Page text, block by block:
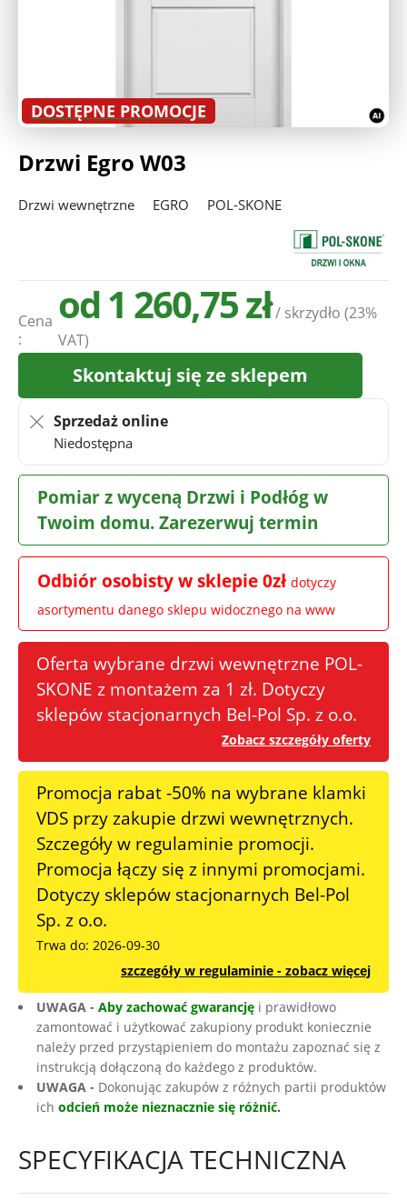
Drzwi Egro W03
Drzwi wewnętrzne EGRO POL-SKONE
Cena
:
od 1 260,75 zł/ skrzydło(23%
VAT)
Skontaktuj się ze sklepem
Sprzedaż online
Niedostępna
Pomiar z wyceną Drzwi i Podłóg w
Twoim domu. Zarezerwuj termin
Odbiór osobisty w sklepie 0zł dotyczy
asortymentu danego sklepu widocznego na www
Oferta wybrane drzwi wewnętrzne POL-
SKONE z montażem za 1 zł. Dotyczy
sklepów stacjonarnych Bel-Pol Sp. z o.o.
Zobacz szczegóły oferty
Promocja rabat -50% na wybrane klamki
VDS przy zakupie drzwi wewnętrznych.
Szczegóły w regulaminie promocji.
Promocja łączy się z innymi promocjami.
Dotyczy sklepów stacjonarnych Bel-Pol
Sp. z o.o.
Trwa do: 2026-09-30
szczegóły w regulaminie - zobacz więcej
UWAGA - Aby zachować gwarancję i prawidłowo
zamontować i użytkować zakupiony produkt koniecznie
należy przed przystąpieniem do montażu zapoznać się z
instrukcją dołączoną do każdego z produktów.
UWAGA - Dokonując zakupów z różnych partii produktów
ich odcień może nieznacznie się różnić.
DOSTĘPNE PROMOCJE
SPECYFIKACJA TECHNICZNA